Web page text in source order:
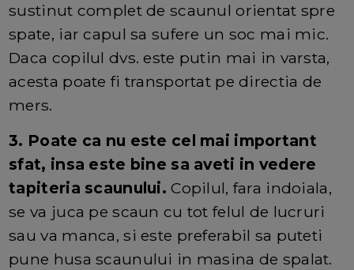
sustinut complet de scaunul orientat spre
spate, iar capul sa sufere un soc mai mic.
Daca copilul dvs. este putin mai in varsta,
acesta poate fi transportat pe directia de
mers.
3. Poate ca nu este cel mai important
sfat, insa este bine sa aveti in vedere
tapiteria scaunului.Copilul, fara indoiala,
se va juca pe scaun cu tot felul de lucruri
sau va manca, si este preferabil sa puteti
pune husa scaunului in masina de spalat.